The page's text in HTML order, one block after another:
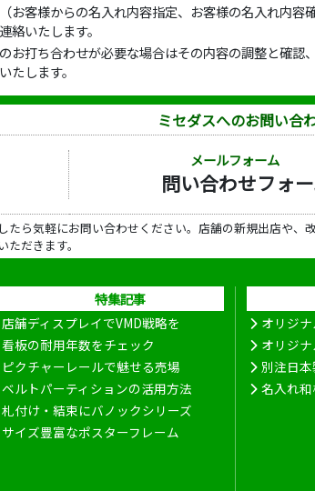
客様からの名入れ内容指定、お客様の名入れ内
いたします。
お打ち合わせが必要な場合はその内容の調整と確
します。
ミセダスへのお問い合
メールフォーム
問い合わせフォ
ら気軽にお問い合わせください。店舗の新規出店や
だきます。
特集記事
店舗ディスプレイでVMD戦略を
看板の耐用年数をチェック
ピクチャーレールで魅せる売場
ベルトパーティションの活用方法
札付け・結束にバノックシリーズ
サイズ豊富なポスターフレーム
オリジ
オリジ
別注日
名入れ